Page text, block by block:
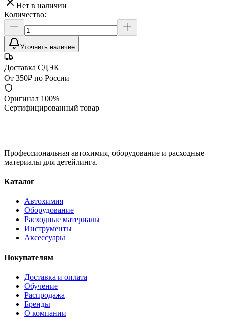
Нет в наличии
Количество:
Уточнить наличие
Доставка СДЭК
От 350₽ по России
Оригинал 100%
Сертифицированный товар
Профессиональная автохимия, оборудование и расходные
материалы для детейлинга.
Каталог
Автохимия
Оборудование
Расходные материалы
Инструменты
Аксессуары
Покупателям
Доставка и оплата
Обучение
Распродажа
Бренды
О компании